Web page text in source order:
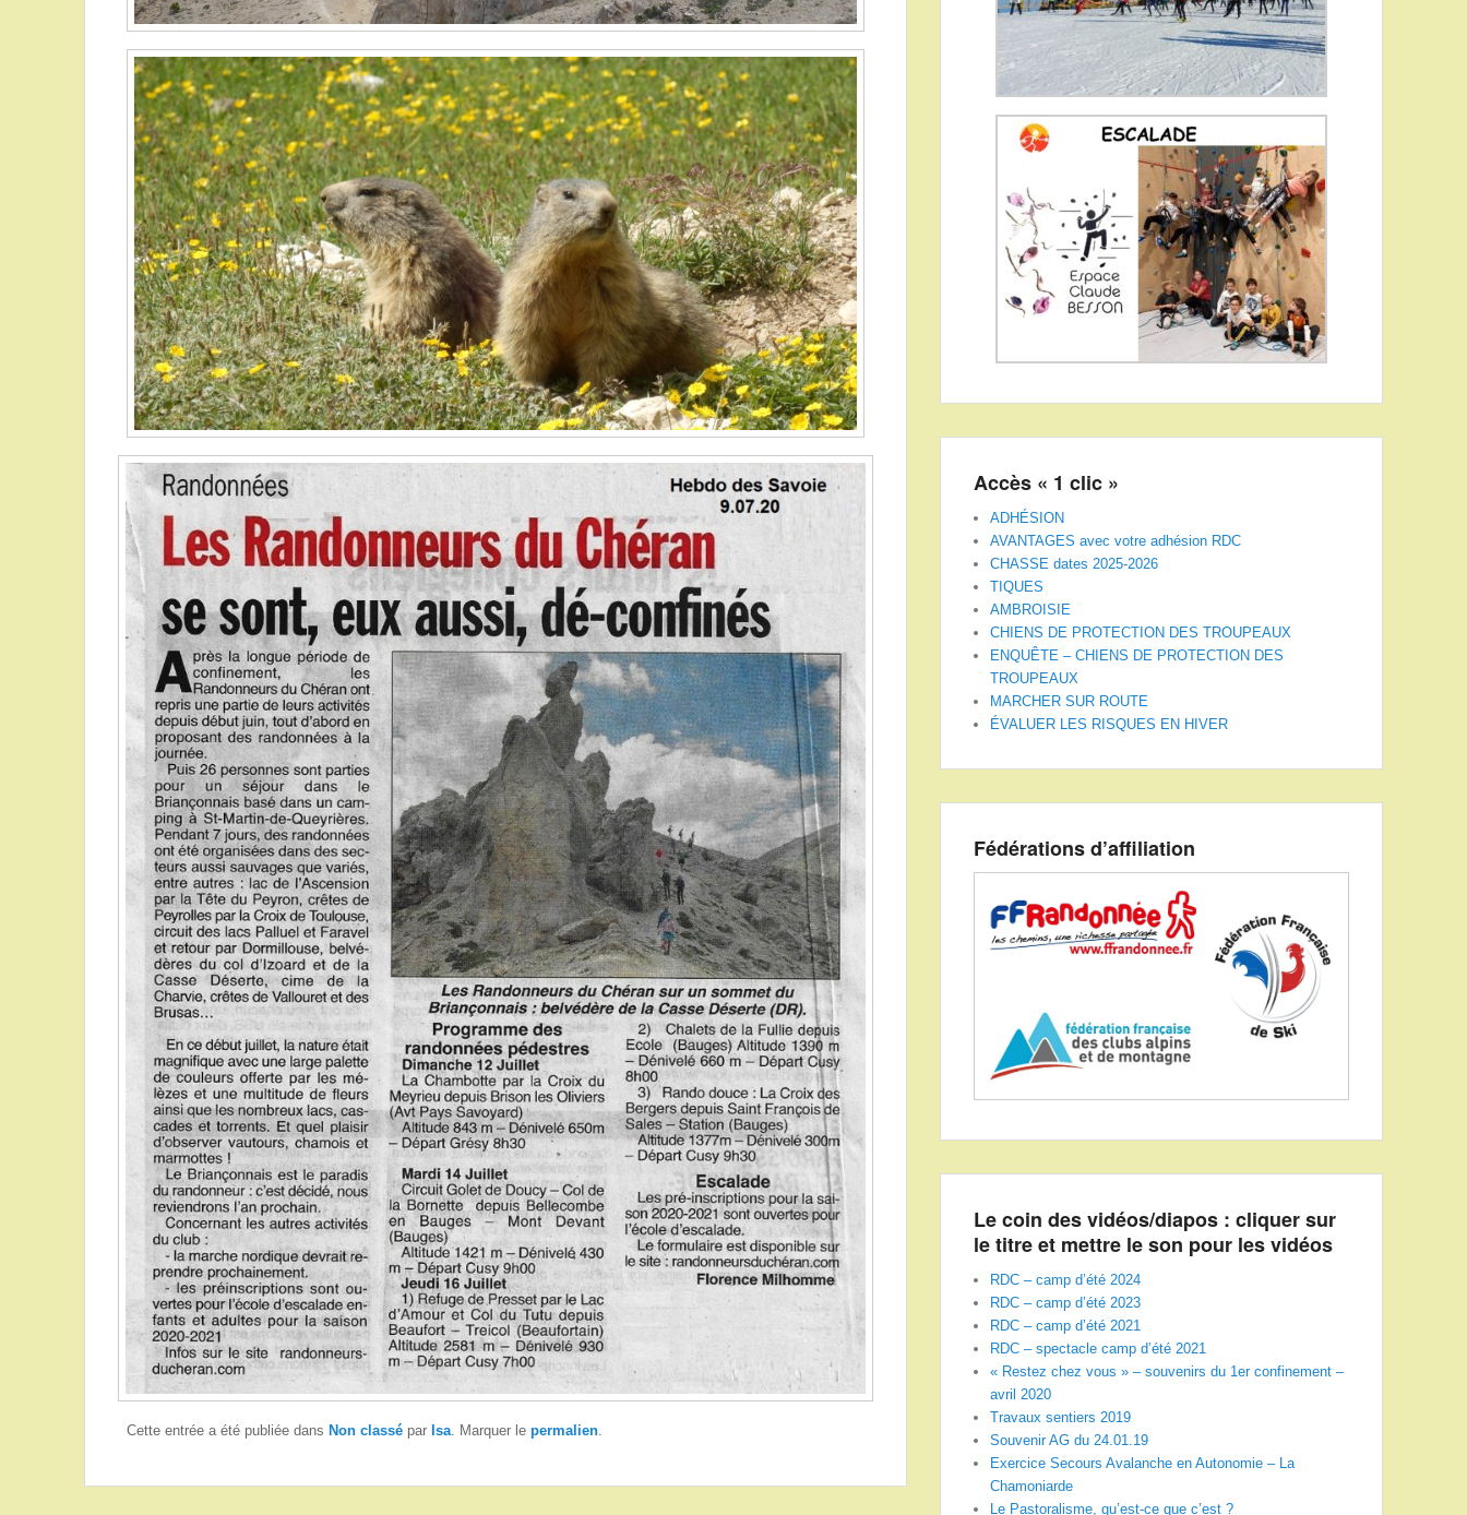
Cette entrée a été publiée dans Non classé par Isa. Marquer le permalien.
Accès « 1 clic »
ADHÉSION
AVANTAGES avec votre adhésion RDC
CHASSE dates 2025-2026
TIQUES
AMBROISIE
CHIENS DE PROTECTION DES TROUPEAUX
ENQUÊTE – CHIENS DE PROTECTION DES
TROUPEAUX
MARCHER SUR ROUTE
ÉVALUER LES RISQUES EN HIVER
Fédérations d’affiliation
Le coin des vidéos/diapos : cliquer sur
le titre et mettre le son pour les vidéos
RDC – camp d’été 2024
RDC – camp d’été 2023
RDC – camp d’été 2021
RDC – spectacle camp d’été 2021
« Restez chez vous » – souvenirs du 1er confinement –
avril 2020
Travaux sentiers 2019
Souvenir AG du 24.01.19
Exercice Secours Avalanche en Autonomie – La
Chamoniarde
Le Pastoralisme, qu’est-ce que c’est ?